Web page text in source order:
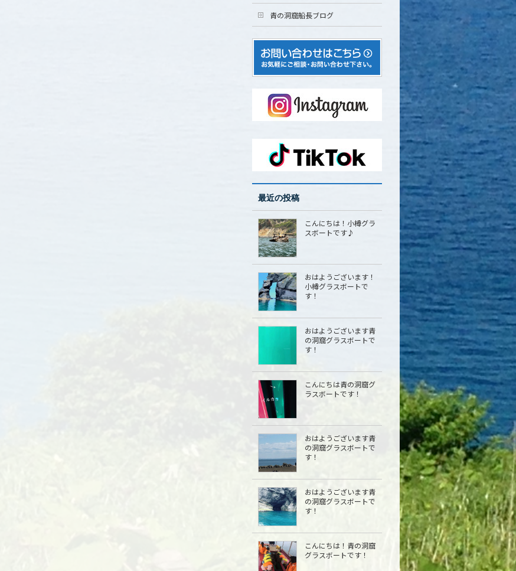
青の洞窟船長ブログ
最近の投稿
こんにちは！小樽グラ
スボートです♪
おはようございます！
小樽グラスボートで
す！
おはようございます青
の洞窟グラスボートで
す！
こんにちは青の洞窟グ
ラスボートです！
おはようございます青
の洞窟グラスボートで
す！
おはようございます青
の洞窟グラスボートで
す！
こんにちは︎！青の洞窟
グラスボートです！